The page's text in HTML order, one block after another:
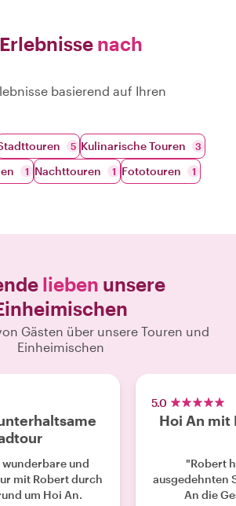
nach
basierend auf Ihren
5 Kulinarische Touren 3
1 Nachttouren 1 Fototouren 1
lieben unsere
Gästen über unsere Touren und
Einheimischen
und
mit Robert durch
um Hoi An.
5.0
Hoi An mit
"Robert
ausgedehnten
An die